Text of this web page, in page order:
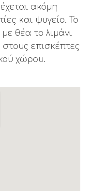
ακόμη
και ψυγείο. Το
θέα το λιμάνι
στους επισκέπτες
χώρου.